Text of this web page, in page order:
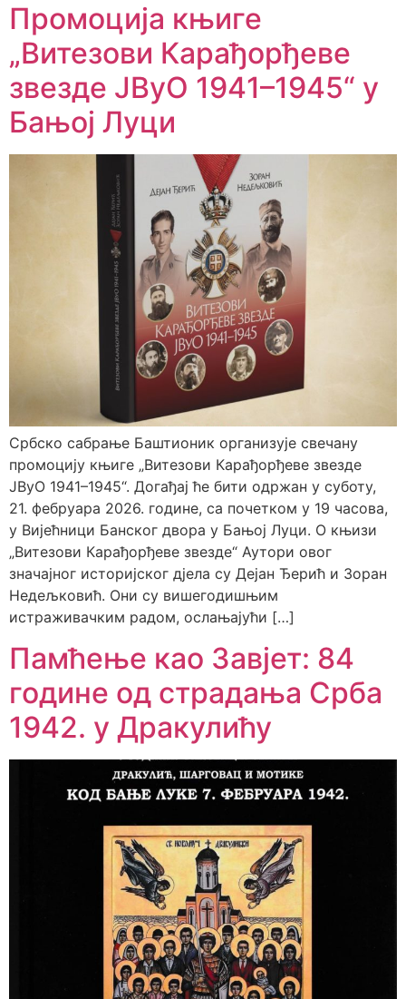
Промоција књиге
„Витезови Карађорђеве
звезде ЈВуО 1941–1945“ у
Бањој Луци
Србско сабрање Баштионик организује свечану
промоцију књиге „Витезови Карађорђеве звезде
ЈВуО 1941–1945“. Догађај ће бити одржан у суботу,
21. фебруара 2026. године, са почетком у 19 часова,
у Вијећници Банског двора у Бањој Луци. ​О књизи
„Витезови Карађорђеве звезде“ ​Аутори овог
значајног историјског дјела су Дејан Ђерић и Зоран
Недељковић. Они су вишегодишњим
истраживачким радом, ослањајући […]
Памћење као Завјет: 84
године од страдања Срба
1942. у Дракулићу